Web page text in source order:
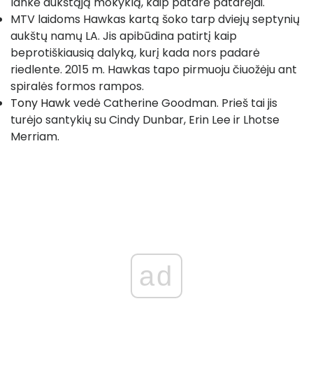
MTV laidoms Hawkas kartą šoko tarp dviejų septynių
aukštų namų LA. Jis apibūdina patirtį kaip
beprotiškiausią dalyką, kurį kada nors padarė
riedlente. 2015 m. Hawkas tapo pirmuoju čiuožėju ant
spiralės formos rampos.
Tony Hawkvedė Catherine Goodman. Prieš tai jis
turėjo santykių su Cindy Dunbar, Erin Lee ir Lhotse
Merriam.
ad